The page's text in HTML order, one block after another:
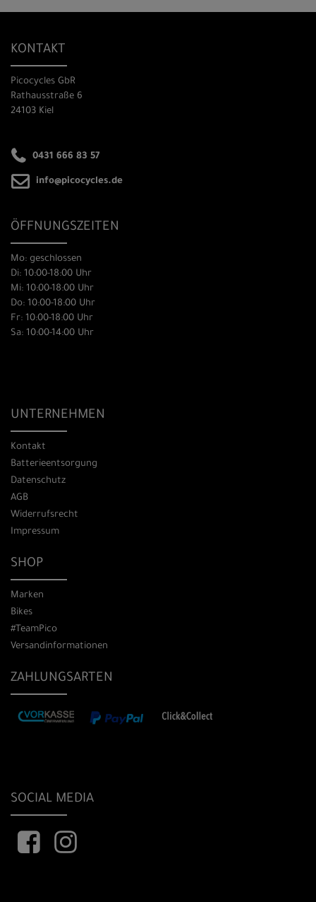
KONTAKT
Picocycles GbR
Rathausstraße 6
24103 Kiel
0431 666 83 57
info@picocycles.de
ÖFFNUNGSZEITEN
Mo: geschlossen
Di: 10:00-18:00 Uhr
Mi: 10:00-18:00 Uhr
Do: 10:00-18:00 Uhr
Fr: 10:00-18:00 Uhr
Sa: 10:00-14:00 Uhr
UNTERNEHMEN
Kontakt
Batterieentsorgung
Datenschutz
AGB
Widerrufsrecht
Impressum
SHOP
Marken
Bikes
#TeamPico
Versandinformationen
ZAHLUNGSARTEN
SOCIAL MEDIA